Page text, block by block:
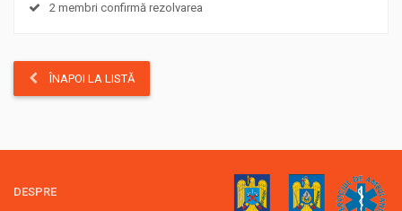
2 membri confirmă rezolvarea
ÎNAPOI LA LISTĂ
DESPRE